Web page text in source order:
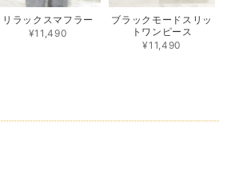
リラックスマフラー
¥11,490
ブラックモードスリッ
トワンピース
¥11,490